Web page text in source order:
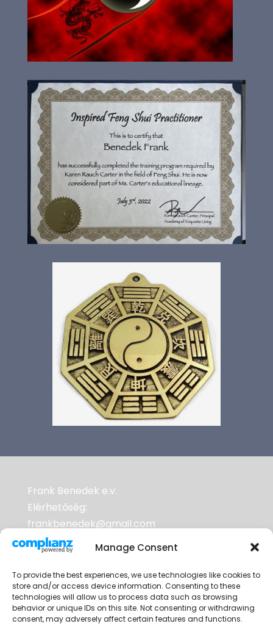
Manage Consent
To provide the best experiences, we use technologies like cookies to
store and/or access device information. Consenting to these
technologies will allow us to process data such as browsing
behavior or unique IDs on this site. Not consenting or withdrawing
consent, may adversely affect certain features and functions.
Frank Benedek e.v.
Elérhetőség:
frankbenedek@gmail.com
Adószám: 70953352-2-33
A weboldalak tárhelyszolgáltatója a
RackHost Kft. Adószám: 25333572-2-06
Cégjegyzékszám: 06 10 000489